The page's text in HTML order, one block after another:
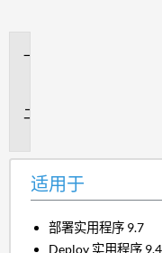
适用于
部署实用程序 9.7
Deploy 实用程序